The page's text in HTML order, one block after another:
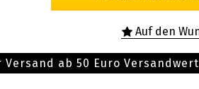
Versand ab 50 Euro Versandwert